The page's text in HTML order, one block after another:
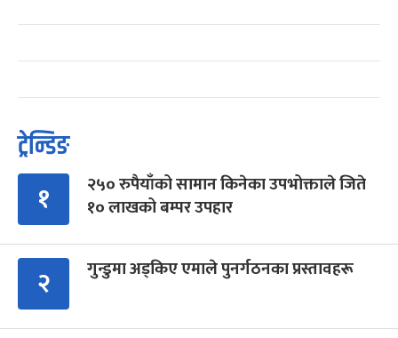
ट्रेन्डिङ
१
२५० रुपैयाँको सामान किनेका उपभोक्ताले जिते
१० लाखको बम्पर उपहार
२ गुन्डुमा अड्किए एमाले पुनर्गठनका प्रस्तावहरू